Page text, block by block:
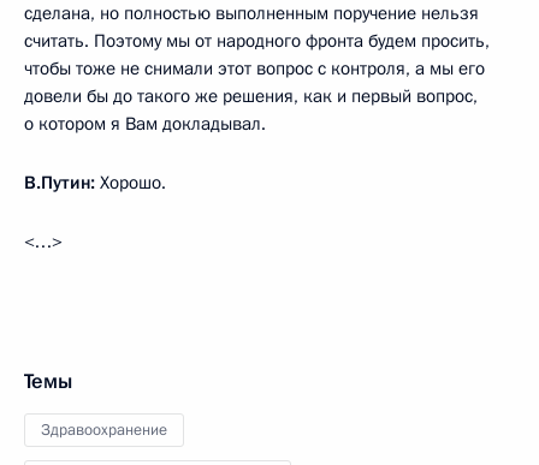
сделана, но полностью выполненным поручение нельзя
считать. Поэтому мы от народного фронта будем просить,
чтобы тоже не снимали этот вопрос с контроля, а мы его
довели бы до такого же решения, как и первый вопрос,
о котором я Вам докладывал.
В.Путин: Хорошо.
<…>
Темы
Здравоохранение